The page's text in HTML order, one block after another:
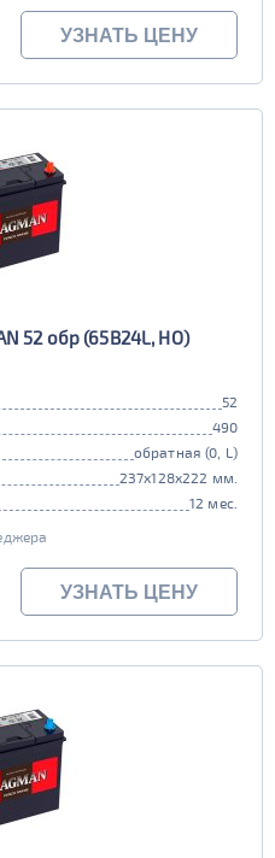
УЗНАТЬ ЦЕНУ
52 обр (65B24L, HO)
52
490
обратная (0, L)
237x128x222 мм.
12 мес.
УЗНАТЬ ЦЕНУ